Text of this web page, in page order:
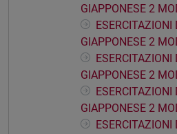
GIAPPONESE 2
ESERCITAZIONI
GIAPPONESE 2
ESERCITAZIONI
GIAPPONESE 2
ESERCITAZIONI
GIAPPONESE 2
ESERCITAZIONI